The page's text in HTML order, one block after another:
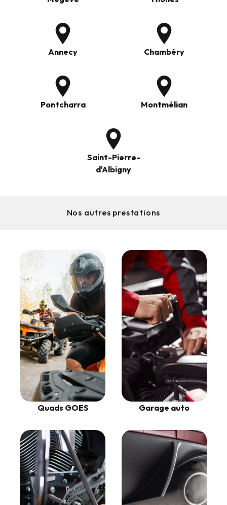
Annecy Chambéry
Pontcharra Montmélian
Saint-Pierre-
d'Albigny
Nos autres prestations
Quads GOES Garage auto